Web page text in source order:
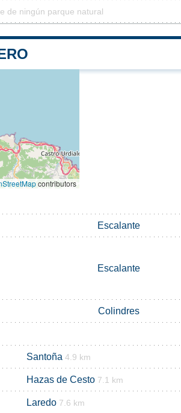
de ningún parque natural
contributors
Escalante
Escalante
Colindres
Santoña 4.9 km
Hazas de Cesto 7.1 km
Laredo 7.6 km